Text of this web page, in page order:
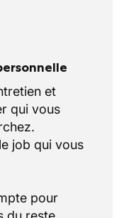
et
qui vous
job qui vous
pour